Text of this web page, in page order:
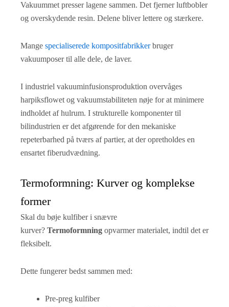
Vakuummet presser lagene sammen. Det fjerner luftbobler
og overskydende resin. Delene bliver lettere og stærkere.
Mange specialiserede kompositfabrikkerbruger
vakuumposer til alle dele, de laver.
I industriel vakuuminfusionsproduktion overvåges
harpiksflowet og vakuumstabiliteten nøje for at minimere
indholdet af hulrum. I strukturelle komponenter til
bilindustrien er det afgørende for den mekaniske
repeterbarhed på tværs af partier, at der opretholdes en
ensartet fiberudvædning.
Termoformning: Kurver og komplekse
former
Skal du bøje kulfiber i snævre
kurver? Termoformning opvarmer materialet, indtil det er
fleksibelt.
Dette fungerer bedst sammen med:
Pre-preg kulfiber